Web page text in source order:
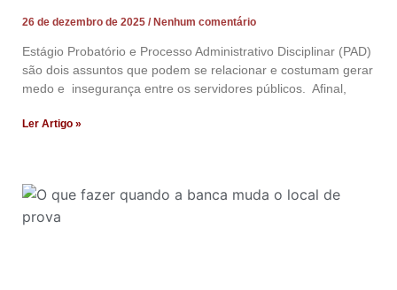
26 de dezembro de 2025 Nenhum comentário
Estágio Probatório e Processo Administrativo Disciplinar (PAD)
são dois assuntos que podem se relacionar e costumam gerar
medo e insegurança entre os servidores públicos. Afinal,
Ler Artigo »